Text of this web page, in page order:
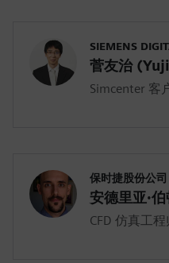
SIEMENS
菅友治
Simcenter 客
保时捷股份公司
安德里亚·
CFD 仿真工程